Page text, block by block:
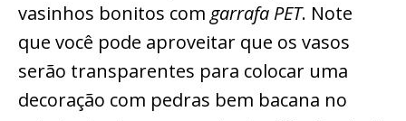
vasinhos bonitos com garrafa PET. Note
que você pode aproveitar que os vasos
serão transparentes para colocar uma
decoração com pedras bem bacana no